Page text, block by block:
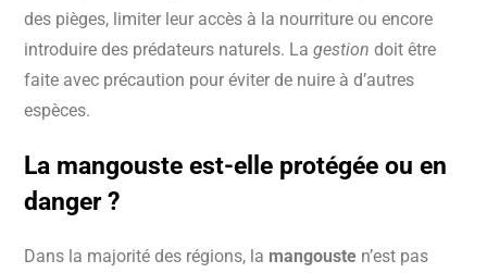
des pièges, limiter leur accès à la nourriture ou encore
introduire des prédateurs naturels. La gestion doit être
faite avec précaution pour éviter de nuire à d’autres
espèces.
La mangouste est-elle protégée ou en
danger ?
Dans la majorité des régions, la mangouste n’est pas